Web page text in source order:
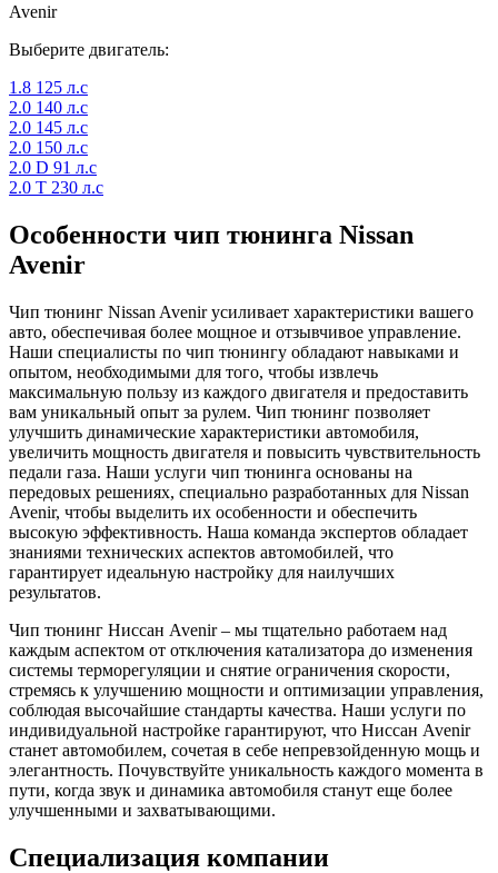
Avenir
Выберите двигатель:
1.8 125 л.с
2.0 140 л.с
2.0 145 л.с
2.0 150 л.с
2.0 D 91 л.с
2.0 T 230 л.с
Особенности чип тюнинга Nissan
Avenir
Чип тюнинг Nissan Avenir усиливает характеристики вашего
авто, обеспечивая более мощное и отзывчивое управление.
Наши специалисты по чип тюнингу обладают навыками и
опытом, необходимыми для того, чтобы извлечь
максимальную пользу из каждого двигателя и предоставить
вам уникальный опыт за рулем. Чип тюнинг позволяет
улучшить динамические характеристики автомобиля,
увеличить мощность двигателя и повысить чувствительность
педали газа. Наши услуги чип тюнинга основаны на
передовых решениях, специально разработанных для Nissan
Avenir, чтобы выделить их особенности и обеспечить
высокую эффективность. Наша команда экспертов обладает
знаниями технических аспектов автомобилей, что
гарантирует идеальную настройку для наилучших
результатов.
Чип тюнинг Ниссан Avenir – мы тщательно работаем над
каждым аспектом от отключения катализатора до изменения
системы терморегуляции и снятие ограничения скорости,
стремясь к улучшению мощности и оптимизации управления,
соблюдая высочайшие стандарты качества. Наши услуги по
индивидуальной настройке гарантируют, что Ниссан Avenir
станет автомобилем, сочетая в себе непревзойденную мощь и
элегантность. Почувствуйте уникальность каждого момента в
пути, когда звук и динамика автомобиля станут еще более
улучшенными и захватывающими.
Специализация компании